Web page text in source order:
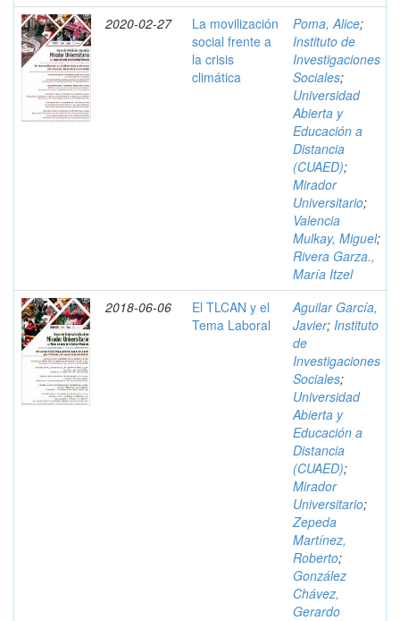
2020-02-27
La movilización
social frente a
la crisis
climática
Poma, Alice;
Instituto de
Investigaciones
Sociales;
Universidad
Abierta y
Educación a
Distancia
(CUAED);
Mirador
Universitario;
Valencia
Mulkay, Miguel;
Rivera Garza.,
María Itzel
2018-06-06
El TLCAN y el
Tema Laboral
Aguilar García,
Javier; Instituto
de
Investigaciones
Sociales;
Universidad
Abierta y
Educación a
Distancia
(CUAED);
Mirador
Universitario;
Zepeda
Martínez,
Roberto;
González
Chávez,
Gerardo